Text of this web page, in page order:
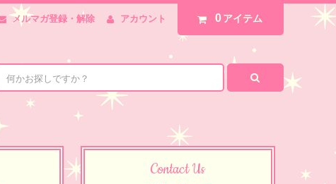
メルマガ登録・解除 アカウント 0 アイテム
Contact Us